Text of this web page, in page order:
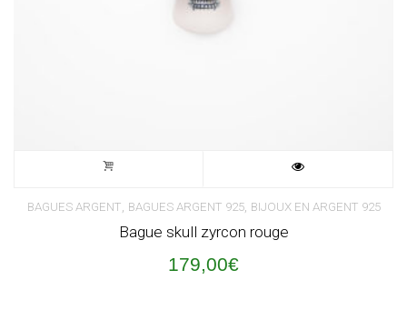
BAGUES ARGENT, BAGUES ARGENT 925, BIJOUX EN ARGENT 925
Bague skull zyrcon rouge
179,00€